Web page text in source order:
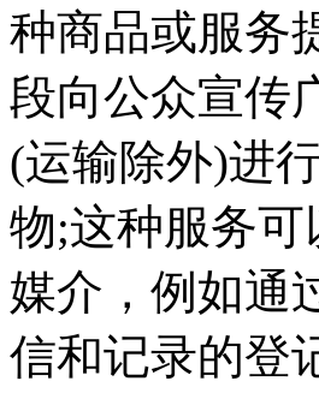
种商品或服务
段向公众宣传
(运输除外)进
物;这种服务
媒介，例如通
信和记录的登